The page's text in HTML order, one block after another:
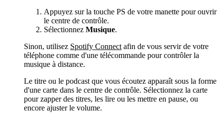
Appuyez sur la touche PS de votre manette pour ouvrir
le centre de contrôle.
Sélectionnez Musique.
Sinon, utilisez Spotify Connectafin de vous servir de votre
téléphone comme d'une télécommande pour contrôler la
musique à distance.
Le titre ou le podcast que vous écoutez apparaît sous la forme
d'une carte dans le centre de contrôle. Sélectionnez la carte
pour zapper des titres, les lire ou les mettre en pause, ou
encore ajuster le volume.